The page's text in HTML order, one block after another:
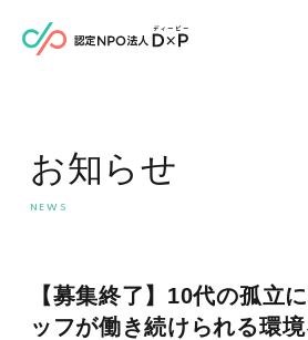
お知らせ
【募集終了】10代の孤立
ッフが働き続けられる環